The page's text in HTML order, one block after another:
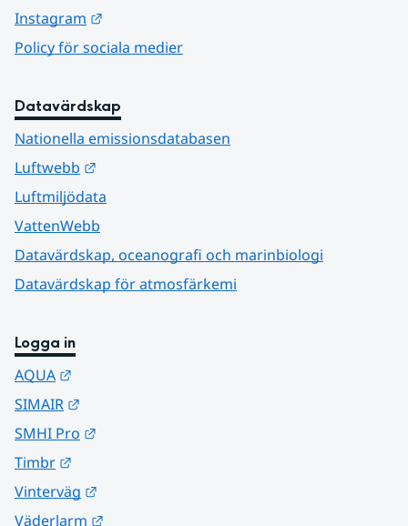
Instagram
Policy för sociala medier
Datavärdskap
Nationella emissionsdatabasen
Luftwebb
Luftmiljödata
VattenWebb
Datavärdskap, oceanografi och marinbiologi
Datavärdskap för atmosfärkemi
Logga in
AQUA
SIMAIR
SMHI Pro
Timbr
Vinterväg
Väderlarm